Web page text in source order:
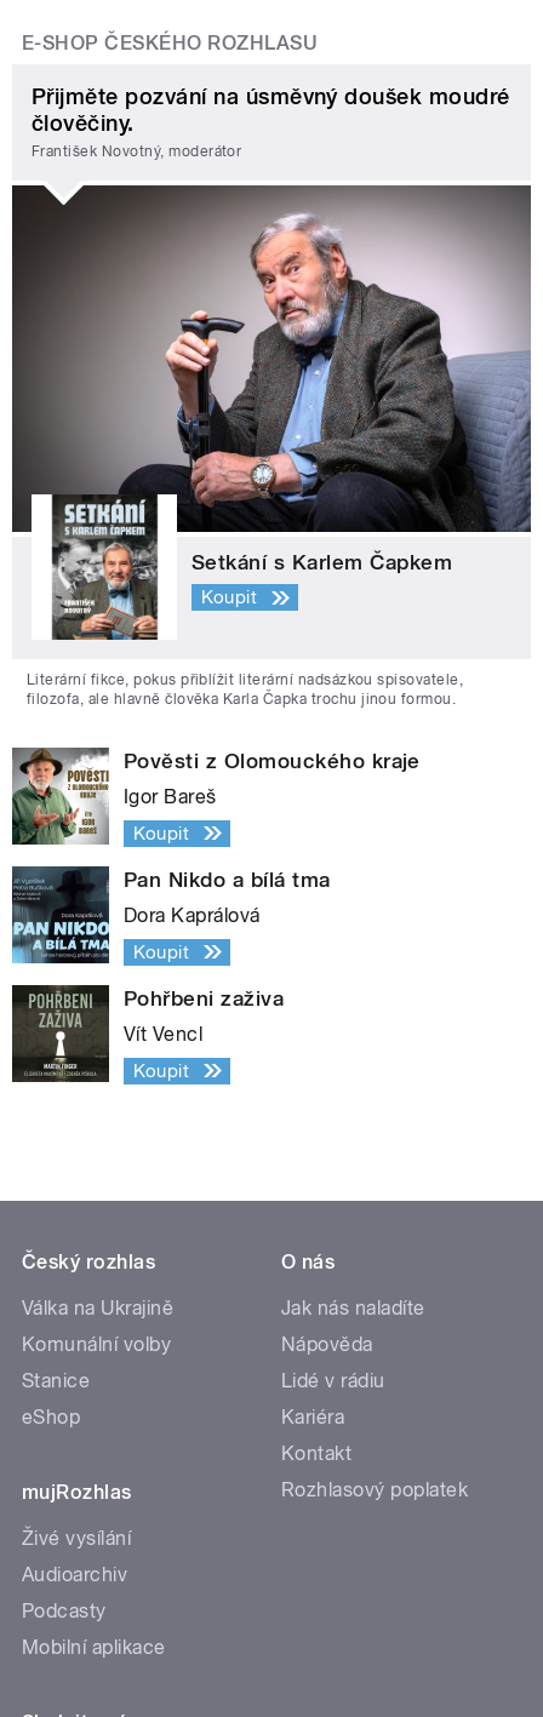
E-SHOP ČESKÉHO ROZHLASU
Přijměte pozvání na úsměvný doušek moudré
člověčiny.
František Novotný, moderátor
Setkání s Karlem Čapkem
Koupit
Literární fikce, pokus přiblížit literární nadsázkou spisovatele,
filozofa, ale hlavně člověka Karla Čapka trochu jinou formou.
Pověsti z Olomouckého kraje
Igor Bareš
Koupit
Pan Nikdo a bílá tma
Dora Kaprálová
Koupit
Pohřbeni zaživa
Vít Vencl
Koupit
Český rozhlas
Válka na Ukrajině
Komunální volby
Stanice
eShop
mujRozhlas
Živé vysílání
Audioarchiv
Podcasty
Mobilní aplikace
O nás
Jak nás naladíte
Nápověda
Lidé v rádiu
Kariéra
Kontakt
Rozhlasový poplatek